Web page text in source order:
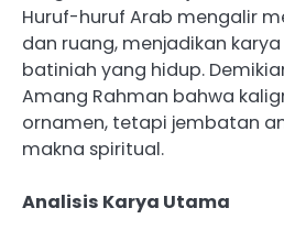
Huruf-huruf Arab mengalir
dan ruang, menjadikan
batiniah yang hidup.
Amang Rahman bahwa
ornamen, tetapi jembatan
makna spiritual.
‎Analisis Karya Utama